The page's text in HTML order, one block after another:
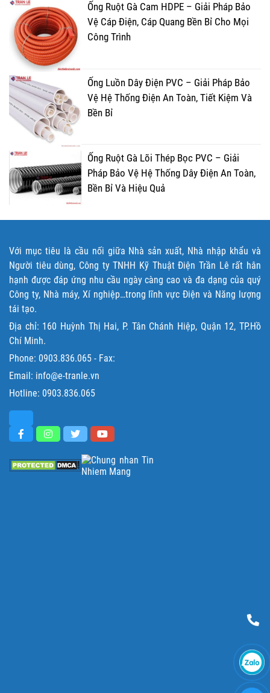
Ống Ruột Gà Cam HDPE – Giải Pháp Bảo
Vệ Cáp Điện, Cáp Quang Bền Bỉ Cho Mọi
Công Trình
Ống Luồn Dây Điện PVC – Giải Pháp Bảo
Vệ Hệ Thống Điện An Toàn, Tiết Kiệm Và
Bền Bỉ
Ống Ruột Gà Lõi Thép Bọc PVC – Giải
Pháp Bảo Vệ Hệ Thống Dây Điện An Toàn,
Bền Bỉ Và Hiệu Quả
Với mục tiêu là cầu nối giữa Nhà sản xuất, Nhà nhập khẩu và
Người tiêu dùng, Công ty TNHH Kỹ Thuật Điện Trần Lê rất hân
hạnh được đáp ứng nhu cầu ngày càng cao và đa dạng của quý
Công ty, Nhà máy, Xí nghiệp…trong lĩnh vực Điện và Năng lượng
tái tạo.
Địa chỉ: 160 Huỳnh Thị Hai, P. Tân Chánh Hiệp, Quận 12, TP.Hồ
Chí Minh.
Phone: 0903.836.065 - Fax:
Email: info@e-tranle.vn
Hotline: 0903.836.065